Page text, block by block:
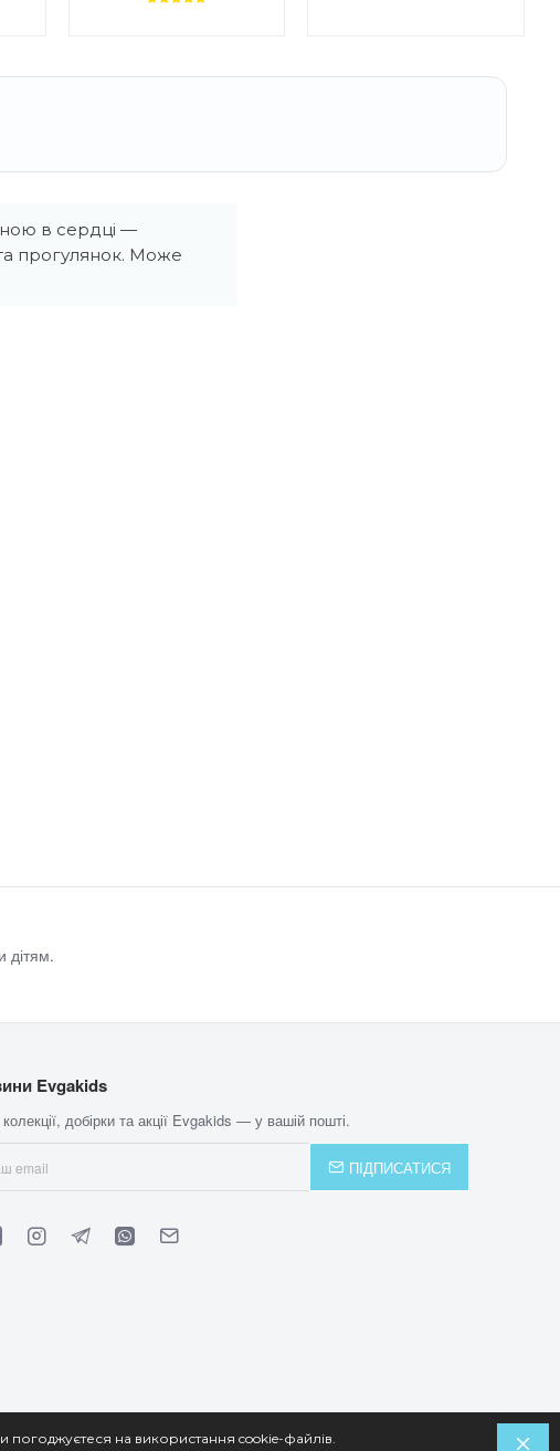
в сердці —
прогулянок. Може
дітям.
Evgakids
колекції, добірки та акції Evgakids — у вашій пошті.
ПІДПИСАТИСЯ
погоджуєтеся на використання cookie-файлів.